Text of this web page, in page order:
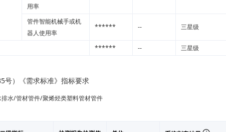
用率
管件智能机械手或机
器人使用率
****** -- 三星级
****** -- 三星级
号）《需求标准》指标要求
水/管材管件/聚烯烃类塑料管材管件